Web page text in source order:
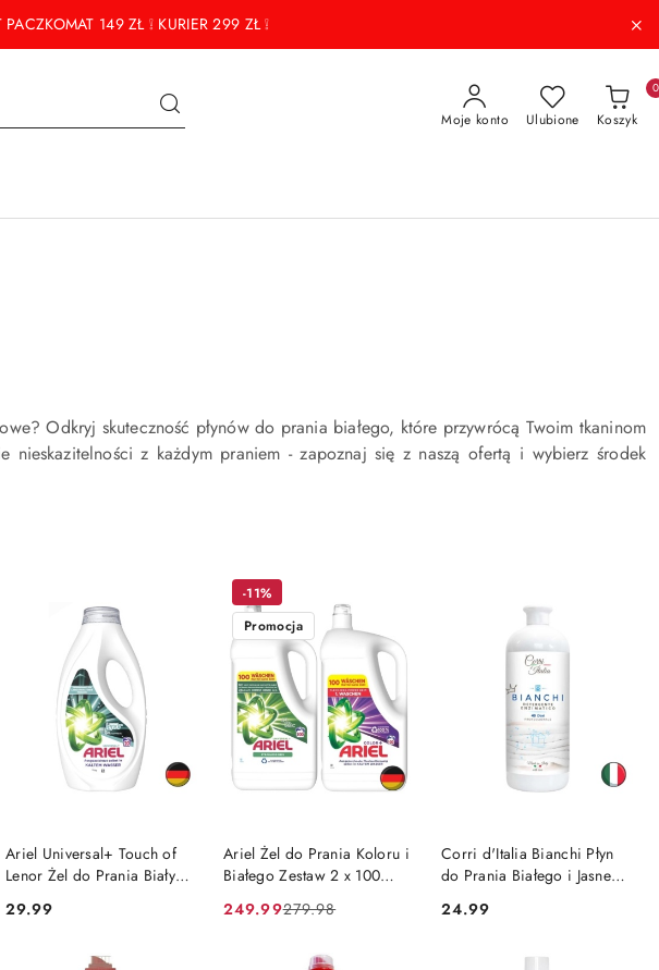
149 ZŁ ❕ KURIER 299 ZŁ ❕
Moje konto Ulubione Koszyk
0
Odkryj skuteczność płynów do prania białego, które przywrócą Twoim tkaninom
z każdym praniem - zapoznaj się z naszą ofertą i wybierz środek
Ariel Universal+ Touch of
Lenor Żel do Prania Białych
(Niemcy)
Cena:
29.99
DO KOSZYKA
Ariel Żel do Prania Koloru i
Białego Zestaw 2 x 100
Cena
249.99
Cena
279.98
-11%
Promocja
DO KOSZYKA
Corri d'Italia Bianchi Płyn
do Prania Białego i Jasnego
Cena:
24.99
DO KOSZYKA